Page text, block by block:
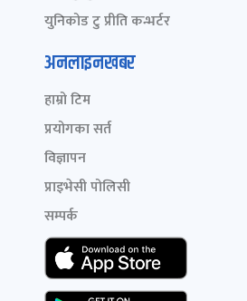
युनिकोड टु प्रीति कन्भर्टर
अनलाइनखबर
हाम्रो टिम
प्रयोगका सर्त
विज्ञापन
प्राइभेसी पोलिसी
सम्पर्क